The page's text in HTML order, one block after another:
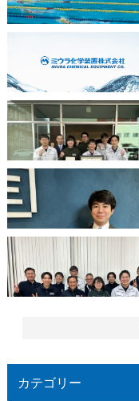
カテゴリー